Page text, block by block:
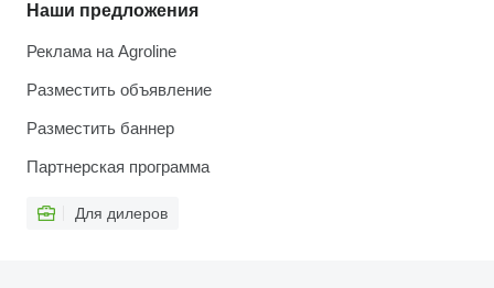
Наши предложения
Реклама на Agroline
Разместить объявление
Разместить баннер
Партнерская программа
Для дилеров